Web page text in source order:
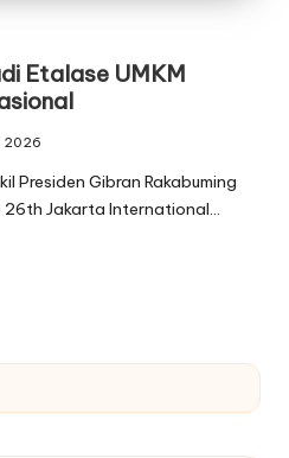
Etalase UMKM
2026
Presiden Gibran Rakabuming
26th Jakarta International…